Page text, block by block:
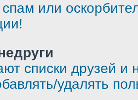
или
списки друзей и
удалять